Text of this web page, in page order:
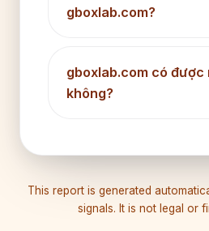
gboxlab.com?
gboxlab.com có được
không?
This report is generated
signals. It is not legal or